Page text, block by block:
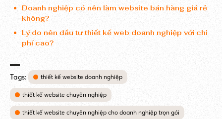
Doanh nghiệp có nên làm website bán hàng giá rẻ
không?
Lý do nên đầu tư thiết kế web doanh nghiệp với chi
phí cao?
Tags: thiết kế website doanh nghiệp
thiết kế website chuyên nghiệp
thiết kế website chuyên nghiệp cho doanh nghiệp trọn gói